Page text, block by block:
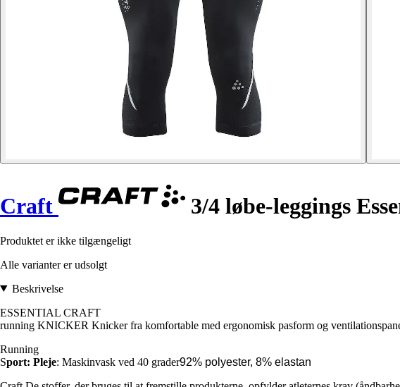
Craft 3/4 løbe-leggings
Produktet er ikke tilgængeligt
Alle varianter er udsolgt
Beskrivelse
ESSENTIAL CRAFT
running KNICKER Knicker fra komfortable med ergonomisk pasform og
Running
Sport: Pleje: Maskinvask ved 40 grader92% polyester, 8% elastan